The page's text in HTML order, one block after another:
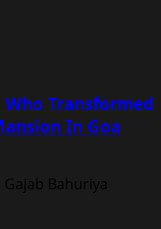
Who Transformed
In Goa